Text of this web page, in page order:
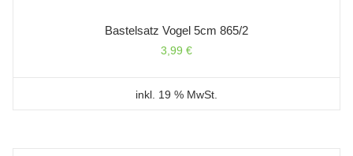
Bastelsatz Vogel 5cm 865/2
3,99 €
inkl. 19 % MwSt.